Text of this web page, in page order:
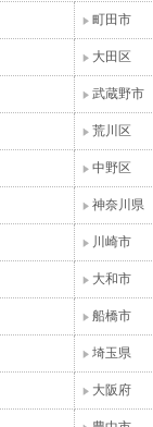
町田市
大田区
武蔵野市
荒川区
中野区
神奈川県
川崎市
大和市
船橋市
埼玉県
大阪府